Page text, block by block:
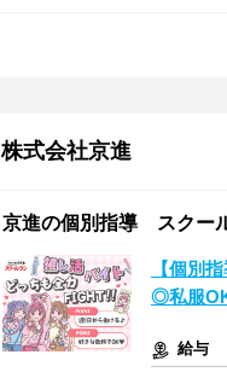
株式会社京進
京進の個別指導 スクー
【個別
◎私服
給与